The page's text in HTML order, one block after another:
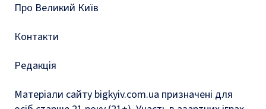
Про Великий Київ
Контакти
Редакція
Матеріали сайту bigkyiv.com.ua призначені для